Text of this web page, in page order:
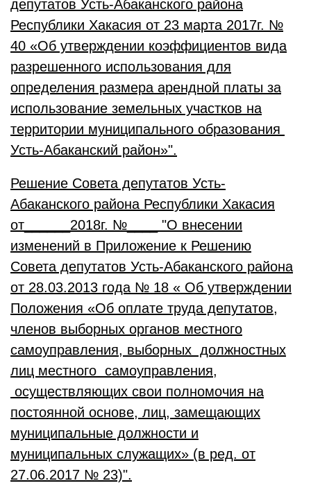
депутатов Усть-Абаканского района
Республики Хакасия от 23 марта 2017г. №
40 «Об утверждении коэффициентов вида
разрешенного использования для
определения размера арендной платы за
использование земельных участков на
территории муниципального образования
Усть-Абаканский район»".
Решение Совета депутатов Усть-
Абаканского района Республики Хакасия
от______2018г. №____ "О внесении
изменений в Приложение к Решению
Совета депутатов Усть-Абаканского района
от 28.03.2013 года № 18 « Об утверждении
Положения «Об оплате труда депутатов,
членов выборных органов местного
самоуправления, выборных должностных
лиц местного самоуправления,
осуществляющих свои полномочия на
постоянной основе, лиц, замещающих
муниципальные должности и
муниципальных служащих» (в ред. от
27.06.2017 № 23)".